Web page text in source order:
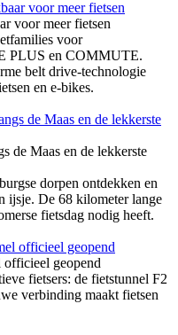
voor meer fietsen
voor
PLUS en COMMUTE.
belt drive-technologie
en e-bikes.
de Maas en de lekkerste
dorpen ontdekken en
ijsje. De 68 kilometer lange
fietsdag nodig heeft.
geopend
fietsers: de fietstunnel F2
verbinding maakt fietsen